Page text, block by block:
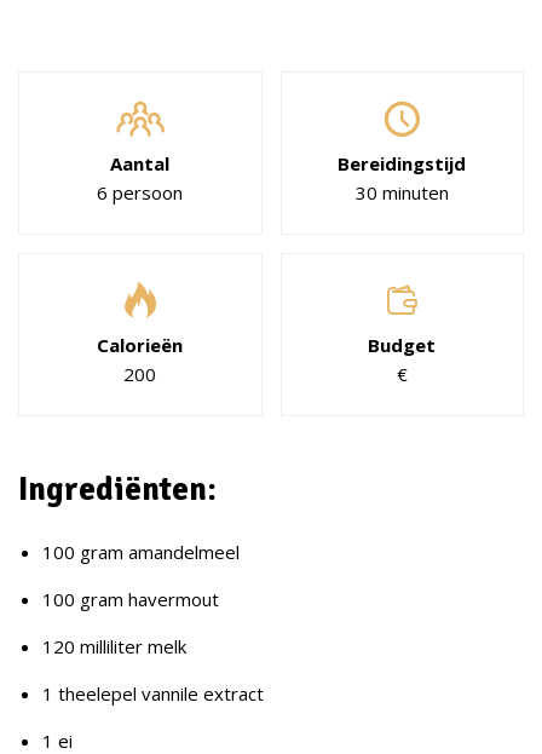
Aantal
6 persoon
Bereidingstijd
30 minuten
Calorieën
200
Budget
€
Ingrediënten:
100 gram amandelmeel
100 gram havermout
120 milliliter melk
1 theelepel vannile extract
1 ei